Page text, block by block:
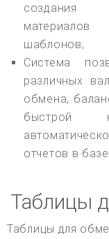
создания
материалов
шаблонов;
Система
различных
обмена,
быстрой
отчетов в
Таблицы
Таблицы для